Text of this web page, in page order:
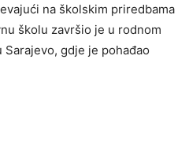
na školskim priredbama
školu završio je u rodnom
gdje je pohađao